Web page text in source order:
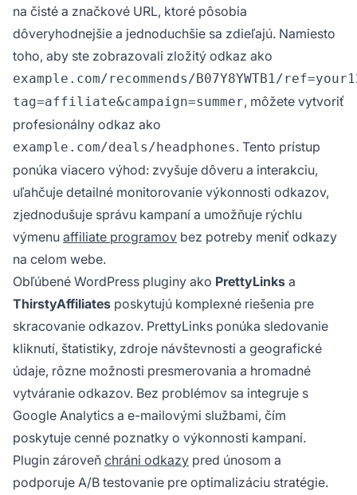
na čisté a značkové URL, ktoré pôsobia
dôveryhodnejšie a jednoduchšie sa zdieľajú. Namiesto
toho, aby ste zobrazovali zložitý odkaz ako
example.com/recommends/B07Y8YWTB1/
tag=affiliate&campaign=summer, môžete vytvoriť
profesionálny odkaz ako
example.com/deals/headphones. Tento prístup
ponúka viacero výhod: zvyšuje dôveru a interakciu,
uľahčuje detailné monitorovanie výkonnosti odkazov,
zjednodušuje správu kampaní a umožňuje rýchlu
výmenu affiliate programov bez potreby meniť odkazy
na celom webe.
Obľúbené WordPress pluginy ako PrettyLinks a
ThirstyAffiliates poskytujú komplexné riešenia pre
skracovanie odkazov. PrettyLinks ponúka sledovanie
kliknutí, štatistiky, zdroje návštevnosti a geografické
údaje, rôzne možnosti presmerovania a hromadné
vytváranie odkazov. Bez problémov sa integruje s
Google Analytics a e-mailovými službami, čím
poskytuje cenné poznatky o výkonnosti kampaní.
Plugin zároveň chráni odkazy pred únosom a
podporuje A/B testovanie pre optimalizáciu stratégie.